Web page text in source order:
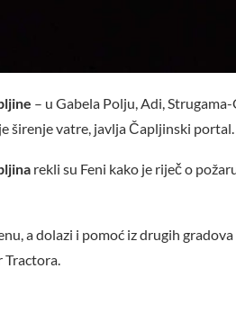
– u Gabela Polju, Adi,
širenje vatre, javlja Čapljinski portal.
rekli su Feni kako je riječ o
a dolazi i pomoć iz drugih